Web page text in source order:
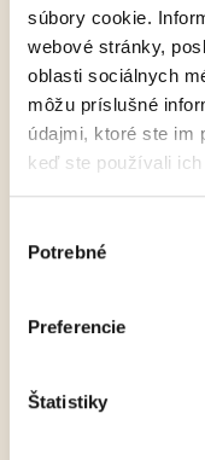
súbory cookie.
webové stránky,
oblasti sociálnych
môžu príslušné
údajmi, ktoré ste im
keď ste používali ich
súhlasu
Potrebné
Preferencie
Štatistiky
Späť
Jožinkova zvedavosť
stretnutiu s tretím